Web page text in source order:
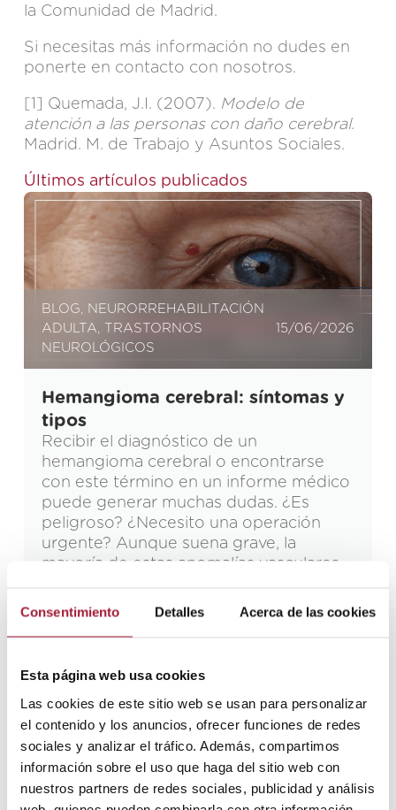
Consentimiento Detalles Acerca de las cookies
Esta página web usa cookies
Las cookies de este sitio web se usan para personalizar
el contenido y los anuncios, ofrecer funciones de redes
sociales y analizar el tráfico. Además, compartimos
información sobre el uso que haga del sitio web con
nuestros partners de redes sociales, publicidad y análisis
la Comunidad de Madrid.
Si necesitas más información no dudes en
ponerte en contacto con nosotros.
[1] Quemada, J.I. (2007). Modelo de
atención a las personas con daño cerebral.
Madrid. M. de Trabajo y Asuntos Sociales.
Últimos artículos publicados
BLOG
NEURORREHABILITACIÓN
ADULTA
TRASTORNOS
NEUROLÓGICOS
15/06/2026
Hemangioma cerebral: síntomas y
tipos
Recibir el diagnóstico de un
hemangioma cerebral o encontrarse
con este término en un informe médico
puede generar muchas dudas. ¿Es
peligroso? ¿Necesito una operación
urgente? Aunque suena grave, la
mayoría de estas anomalías vasculares
con ellas toda la vida sin saberlo. No
Leer más